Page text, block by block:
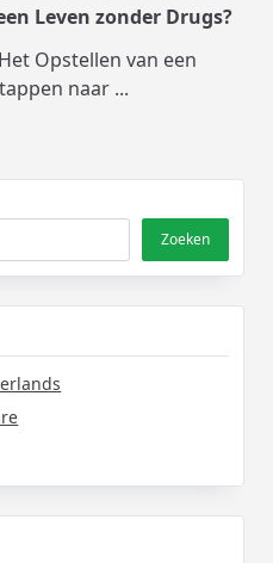
Leven zonder Drugs?
Opstellen van een
naar ...
Zoeken